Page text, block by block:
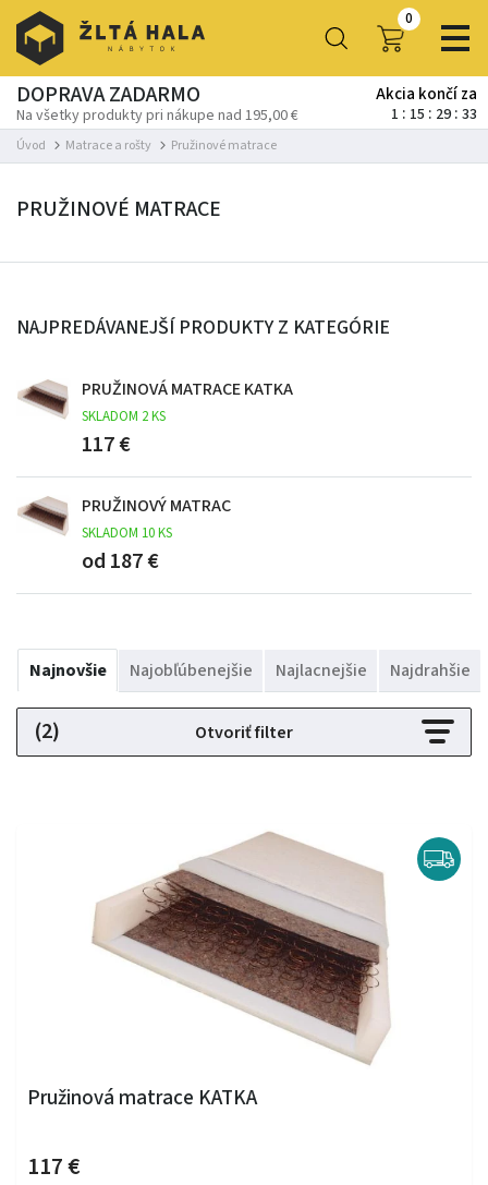
0
DOPRAVA ZADARMO
Na všetky produkty pri nákupe nad 195,00 €
Akcia končí za
1 15 29 32
Úvod Matrace a rošty Pružinové matrace
PRUŽINOVÉ MATRACE
NAJPREDÁVANEJŠÍ PRODUKTY Z KATEGÓRIE
PRUŽINOVÁ MATRACE KATKA
SKLADOM 2 KS
117 €
PRUŽINOVÝ MATRAC
SKLADOM 10 KS
od 187 €
Najnovšie Najobľúbenejšie Najlacnejšie Najdrahšie
(2) Otvoriť filter
Pružinová matrace KATKA
117 €